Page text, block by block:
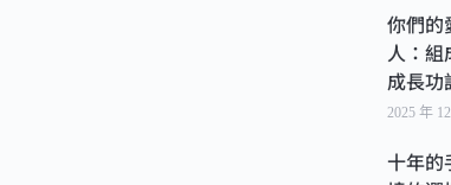
你們的
人：
成長功
2025 年
十年的